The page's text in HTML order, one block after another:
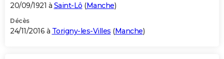
20/09/1921 à Saint-Lô (Manche)
Décès
24/11/2016 à Torigny-les-Villes (Manche)